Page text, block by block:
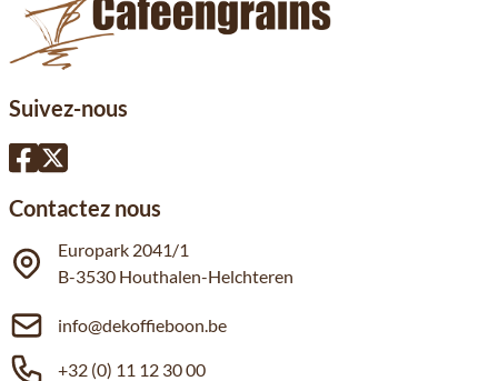
Suivez-nous
Contactez nous
Europark 2041/1
B-3530 Houthalen-Helchteren
info@dekoffieboon.be
+32 (0) 11 12 30 00